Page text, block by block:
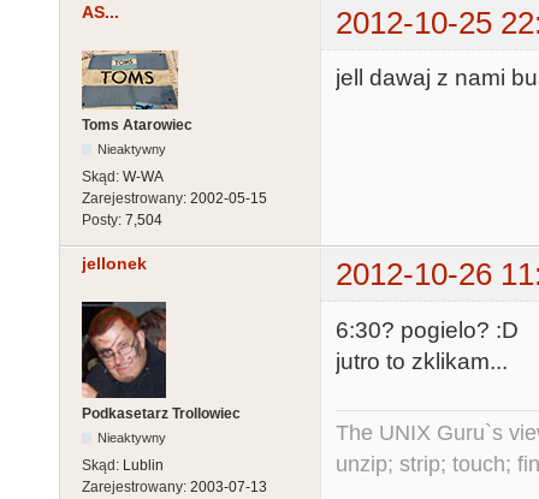
AS... 2012-10-25
Toms Atarowiec
Nieaktywny
Skąd: W-WA
Zarejestrowany: 2002-05-15
Posty: 7,504
jell dawaj z nami
jellonek 2012-10-26
Podkasetarz Trollowiec
Nieaktywny
Skąd: Lublin
Zarejestrowany: 2003-07-13
6:30? pogielo? :D
jutro to zklikam...
The UNIX Guru`s
unzip; strip; touch;